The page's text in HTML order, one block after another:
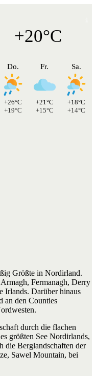
+20°C
Do.
+26°C
+19°C
Fr.
+21°C
+15°C
Sa.
+18°C
+14°C
Größte in Nordirland.
Fermanagh, Derry
Irlands. Darüber hinaus
an den Counties
durch die flachen
größten See Nordirlands,
die Berglandschaften der
Sawel Mountain, bei